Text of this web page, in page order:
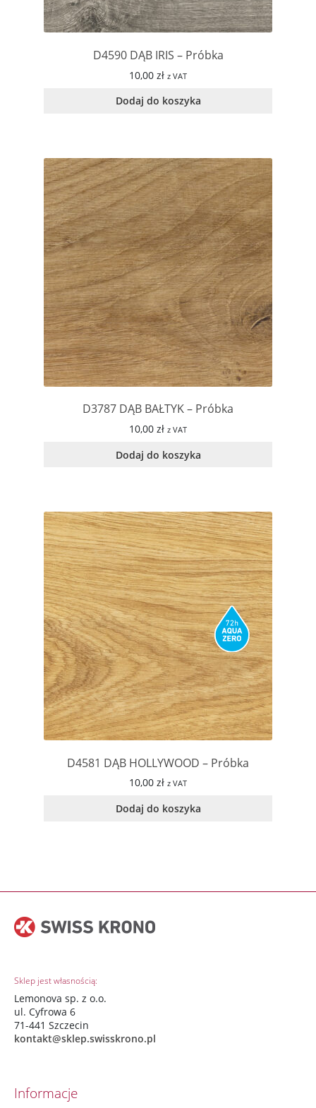
D4590 DĄB IRIS – Próbka
10,00 zł z VAT
Dodaj do koszyka
D3787 DĄB BAŁTYK – Próbka
10,00 zł z VAT
Dodaj do koszyka
D4581 DĄB HOLLYWOOD – Próbka
10,00 zł z VAT
Dodaj do koszyka
Sklep jest własnością:
Lemonova sp. z o.o.
ul. Cyfrowa 6
71-441 Szczecin
kontakt@sklep.swisskrono.pl
Informacje